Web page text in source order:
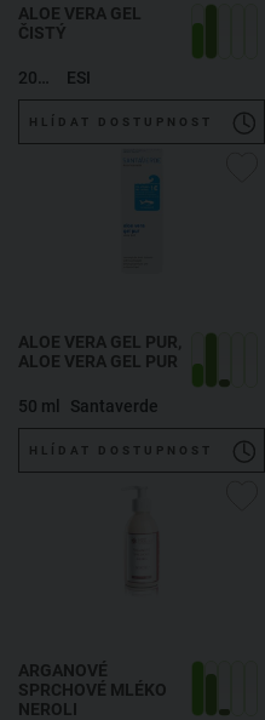
ALOE VERA GEL
ČISTÝ
ESI
HLÍDAT DOSTUPNOST
ALOE VERA GEL PUR
ALOE VERA GEL PUR
50 ml Santaverde
HLÍDAT DOSTUPNOST
ARGANOVÉ
SPRCHOVÉ MLÉKO
NEROLI